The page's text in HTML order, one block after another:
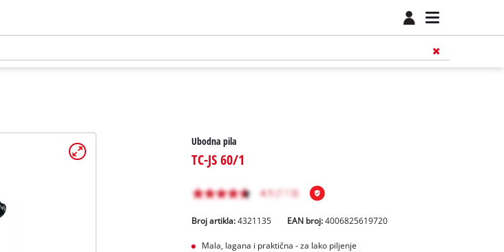
Ubodna pila
TC-JS 60/1
Broj artikla: 4321135 EAN broj:4006825619720
Mala, lagana i praktična - za lako piljenje